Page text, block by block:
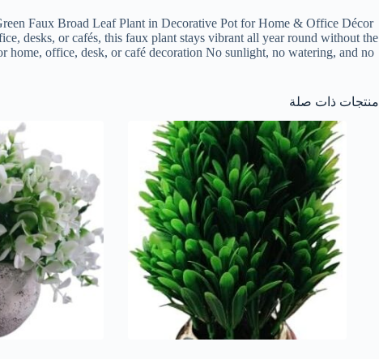
desks, or cafés, this faux plant stays vibrant all year round without the
home, office, desk, or café decoration No sunlight, no watering, and no
منتجات ذات صلة